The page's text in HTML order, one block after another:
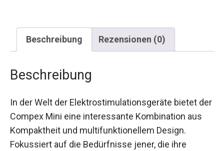
Beschreibung Rezensionen (0)
Beschreibung
In der Welt der Elektrostimulationsgeräte bietet der
Compex Mini eine interessante Kombination aus
Kompaktheit und multifunktionellem Design.
Fokussiert auf die Bedürfnisse jener, die ihre